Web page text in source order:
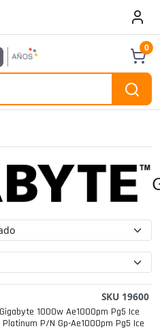
0
SKU 19600
1000w Ae1000pm Pg5 Ice
P/n Gp-Ae1000pm Pg5 Ice